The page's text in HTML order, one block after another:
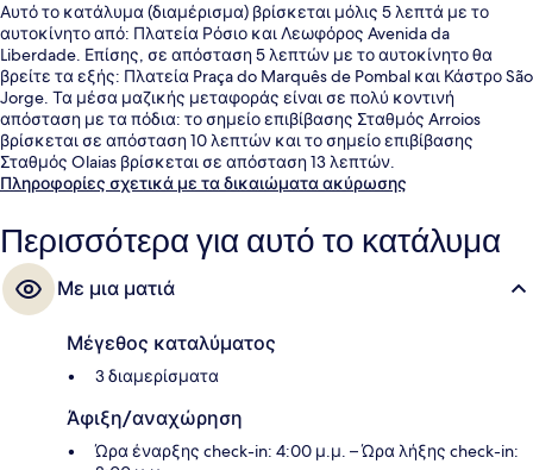
Αυτό το κατάλυμα (διαμέρισμα) βρίσκεται μόλις 5 λεπτά με το
αυτοκίνητο από: Πλατεία Ρόσιο και Λεωφόρος Avenida da
Liberdade. Επίσης, σε απόσταση 5 λεπτών με το αυτοκίνητο θα
βρείτε τα εξής: Πλατεία Praça do Marquês de Pombal και Κάστρο São
Jorge. Τα μέσα μαζικής μεταφοράς είναι σε πολύ κοντινή
απόσταση με τα πόδια: το σημείο επιβίβασης Σταθμός Arroios
βρίσκεται σε απόσταση 10 λεπτών και το σημείο επιβίβασης
Σταθμός Olaias βρίσκεται σε απόσταση 13 λεπτών.
Πληροφορίες σχετικά με τα δικαιώματα ακύρωσης
Περισσότερα για αυτό το κατάλυμα
Με μια ματιά
Μέγεθος καταλύματος
3 διαμερίσματα
Άφιξη/αναχώρηση
Ώρα έναρξης check-in: 4:00 μ.μ. – Ώρα λήξης check-in: